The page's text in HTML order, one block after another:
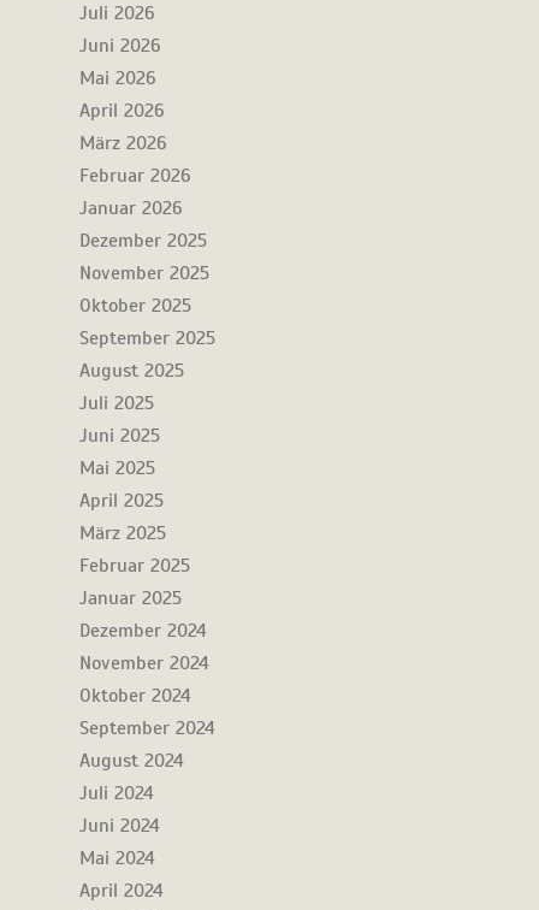
Juli 2026
Juni 2026
Mai 2026
April 2026
März 2026
Februar 2026
Januar 2026
Dezember 2025
November 2025
Oktober 2025
September 2025
August 2025
Juli 2025
Juni 2025
Mai 2025
April 2025
März 2025
Februar 2025
Januar 2025
Dezember 2024
November 2024
Oktober 2024
September 2024
August 2024
Juli 2024
Juni 2024
Mai 2024
April 2024